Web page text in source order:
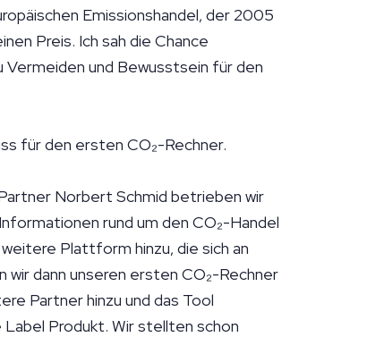
Emissionshandel, der 2005
Preis. Ich sah die Chance
und Bewusstsein für den
für den ersten CO₂-Rechner.
Norbert Schmid betrieben wir
rund um den CO₂-Handel
Plattform hinzu, die sich an
dann unseren ersten CO₂-Rechner
Partner hinzu und das Tool
Produkt. Wir stellten schon